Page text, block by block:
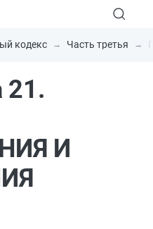
кодекс Часть третья
21.
И